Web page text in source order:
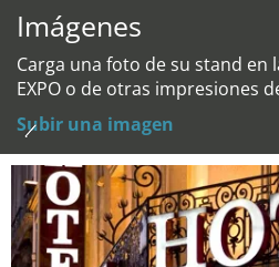
Imágenes
Carga una foto de su stand en
EXPO o de otras impresiones
Subir una imagen